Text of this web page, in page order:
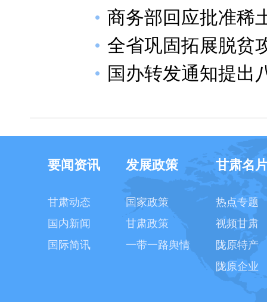
商务部回应批准稀
全省巩固拓展脱贫
国办转发通知提出
要闻资讯
甘肃动态
国内新闻
国际简讯
发展政策
国家政策
甘肃政策
一带一路舆情
甘肃名
热点专题
视频甘肃
陇原特产
陇原企业